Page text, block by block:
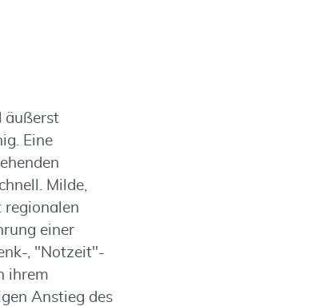
äußerst
Eine
Milde,
regionalen
einer
, "Notzeit"-
ihrem
Anstieg des